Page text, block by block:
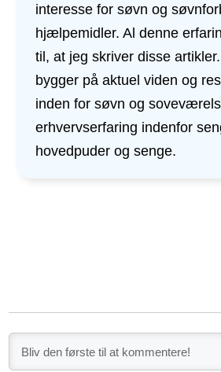
interesse for søvn og
hjælpemidler. Al denne
til, at jeg skriver disse
bygger på aktuel viden og
inden for søvn og
erhvervserfaring indenfor
hovedpuder og senge.